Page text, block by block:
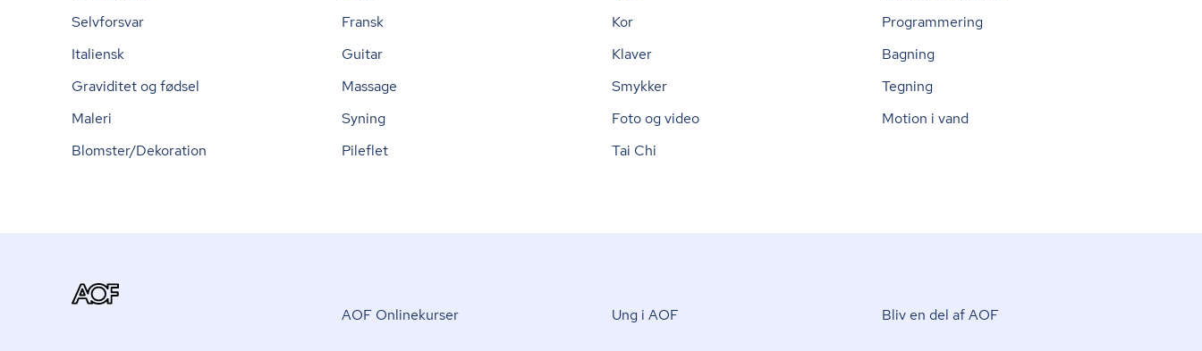
Selvforsvar
Fransk Kor
Programmering
Italiensk
Guitar Klaver
Bagning
Graviditet og fødsel
Massage Smykker
Tegning
Maleri
Syning Foto og video
Motion i vand
Blomster/Dekoration
Pileflet Tai Chi
AOF Onlinekurser Ung i AOF Bliv en del af AOF